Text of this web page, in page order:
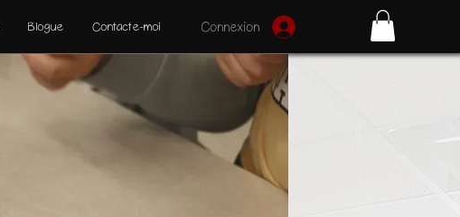
Blogue Contacte-moi Connexion